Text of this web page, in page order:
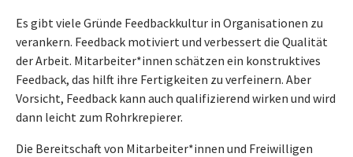
Es gibt viele Gründe Feedbackkultur in Organisationen zu
verankern. Feedback motiviert und verbessert die Qualität
der Arbeit. Mitarbeiter*innen schätzen ein konstruktives
Feedback, das hilft ihre Fertigkeiten zu verfeinern. Aber
Vorsicht, Feedback kann auch qualifizierend wirken und wird
dann leicht zum Rohrkrepierer.
Die Bereitschaft von Mitarbeiter*innen und Freiwilligen